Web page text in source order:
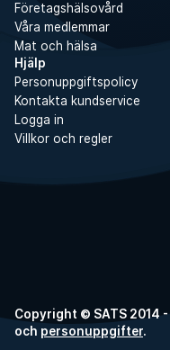
Företagshälsovård
Våra medlemmar
Mat och hälsa
Hjälp
Personuppgiftspolicy
Kontakta kundservice
Logga in
Villkor och regler
Copyright © SATS 2014
och personuppgifter.